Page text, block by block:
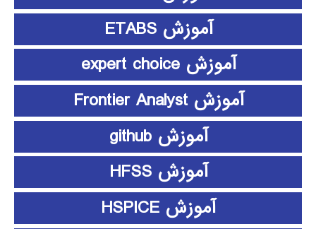
آموزش ETABS
آموزش expert choice
آموزش Frontier Analyst
آموزش github
آموزش HFSS
آموزش HSPICE